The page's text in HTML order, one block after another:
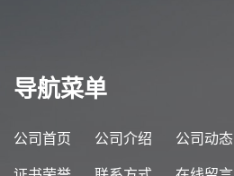
导航菜单
公司首页 公司介绍 公司动态